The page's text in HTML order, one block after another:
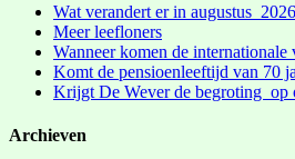
Wat verandert er in augustus 2026
Meer leefloners
Wanneer komen de internationale
Komt de pensioenleeftijd van 70
Krijgt De Wever de begroting op
Archieven